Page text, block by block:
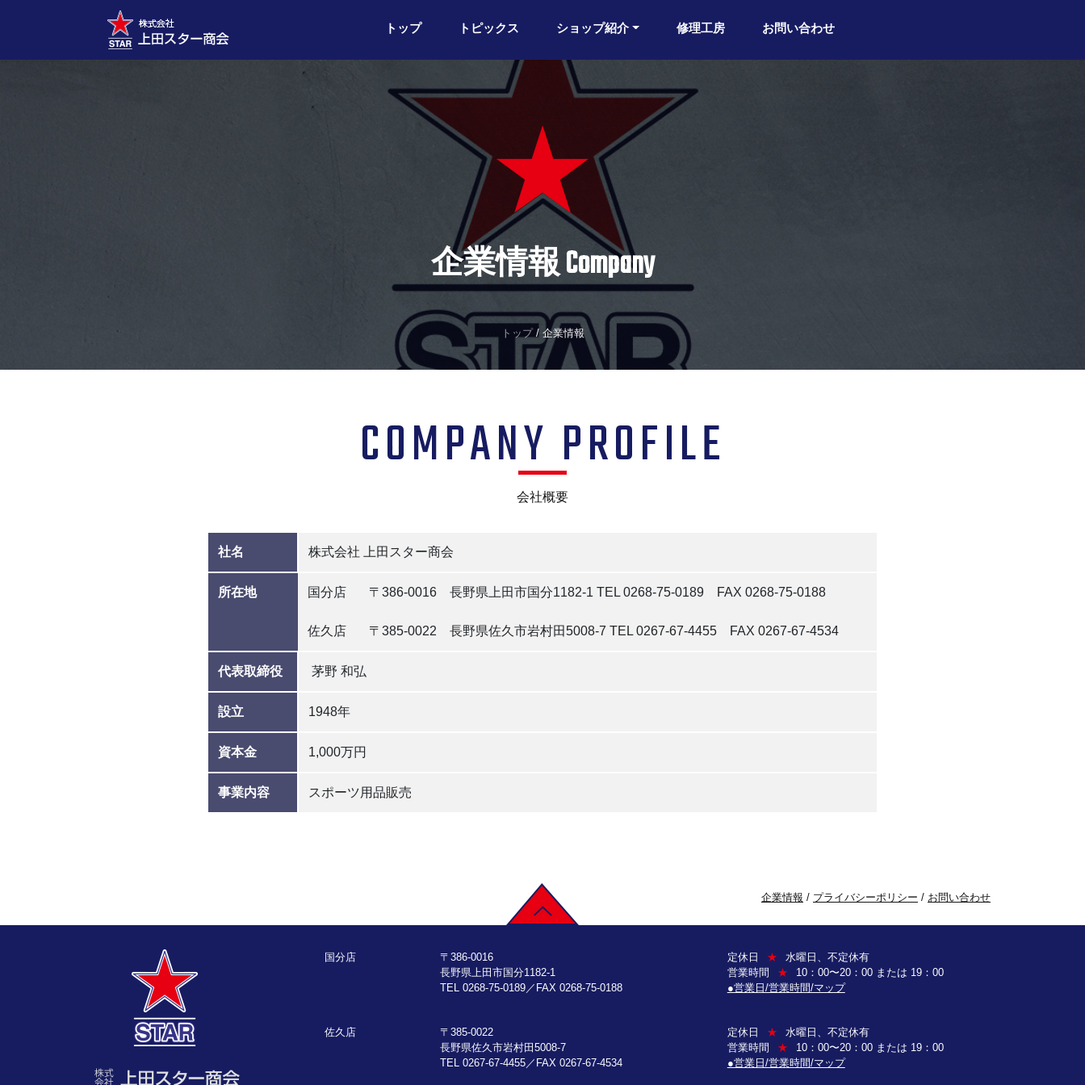
トップ トピックス ショップ紹介 修理工房 お問い合わせ
★
企業情報 Company
トップ/ 企業情報
COMPANY PROFILE
会社概要
社名 株式会社 上田スター商会
所在地 国分店 〒386-0016 長野県上田市国分1182-1 TEL 0268-75-0189 FAX 0268-75-0188
佐久店 〒385-0022 長野県佐久市岩村田5008-7 TEL 0267-67-4455 FAX 0267-67-4534
代表取締役 茅野 和弘
設立 1948年
資本金 1,000万円
事業内容 スポーツ用品販売
企業情報 / プライバシーポリシー / お問い合わせ
国分店
〒386-0016
長野県上田市国分1182-1
TEL 0268-75-0189／FAX 0268-75-0188
定休日 ★
水曜日、不定休有
営業時間
★
10：00〜20：00 または 19：00
●営業日/営業時間/マップ
佐久店
〒385-0022
長野県佐久市岩村田5008-7
TEL 0267-67-4455／FAX 0267-67-4534
定休日 ★
水曜日、不定休有
営業時間
★
10：00〜20：00 または 19：00
●営業日/営業時間/マップ